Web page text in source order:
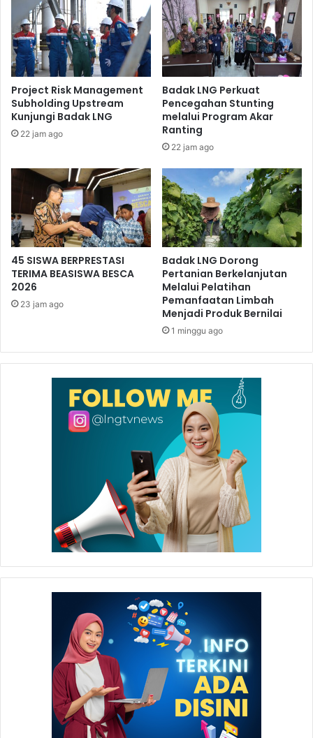
Direktur Utama PT MMP Kaltim Edy Kurniawan berharap
kedepannya kerja sama ini dapat berjalan dengan optimal
dan saling menguntungkan bagi kedua belah pihak
khususnya dalam pengembangan bisnis.
Project Risk Management
Subholding Upstream
Kunjungi Badak LNG
22 jam ago
Badak LNG Perkuat
Pencegahan Stunting
melalui Program Akar
Ranting
22 jam ago
45 SISWA BERPRESTASI
TERIMA BEASISWA BESCA
2026
23 jam ago
Badak LNG Dorong
Pertanian Berkelanjutan
Melalui Pelatihan
Pemanfaatan Limbah
Menjadi Produk Bernilai
1 minggu ago